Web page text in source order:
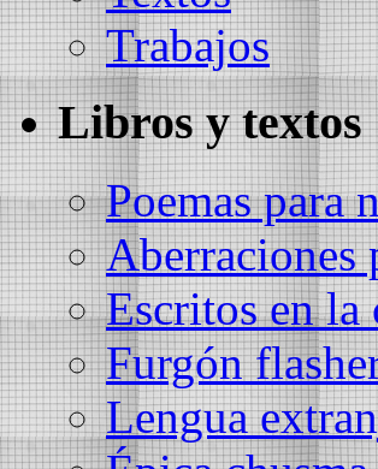
Trabajos
Libros y textos
Poemas para
Aberraciones
Escritos en
Furgón
Lengua